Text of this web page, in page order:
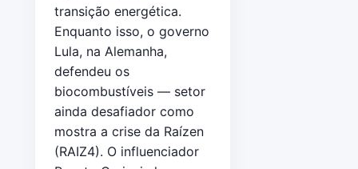
transição energética.
Enquanto isso, o governo
Lula, na Alemanha,
defendeu os
biocombustíveis — setor
ainda desafiador como
mostra a crise da Raízen
(RAIZ4). O influenciador